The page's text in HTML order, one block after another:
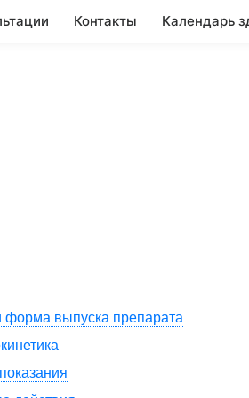
Контакты Календарь
форма выпуска препарата